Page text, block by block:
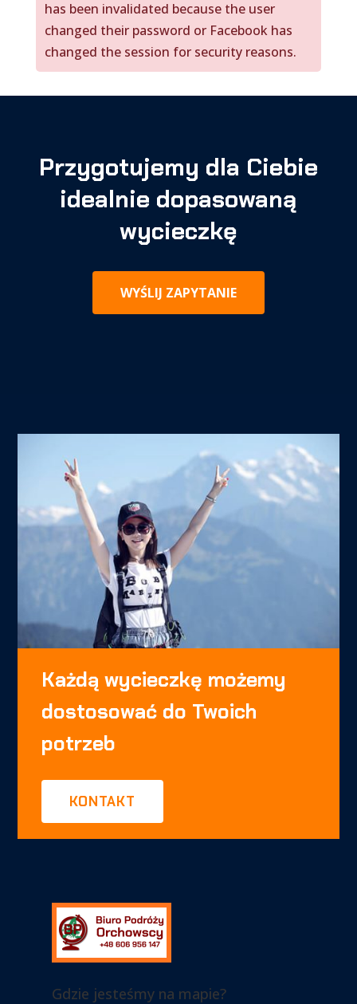
has been invalidated because the user
changed their password or Facebook has
changed the session for security reasons.
Przygotujemy dla Ciebie
idealnie dopasowaną
wycieczkę
WYŚLIJ ZAPYTANIE
Każdą wycieczkę możemy
dostosować do Twoich
potrzeb
KONTAKT
Gdzie jesteśmy na mapie?